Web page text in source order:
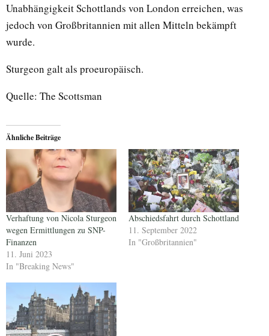
Unabhängigkeit Schottlands von London erreichen, was
jedoch von Großbritannien mit allen Mitteln bekämpft
wurde.
Sturgeon galt als proeuropäisch.
Quelle: The Scottsman
Ähnliche Beiträge
Verhaftung von Nicola Sturgeon
wegen Ermittlungen zu SNP-
Finanzen
11. Juni 2023
In "Breaking News"
Abschiedsfahrt durch Schottland
11. September 2022
In "Großbritannien"